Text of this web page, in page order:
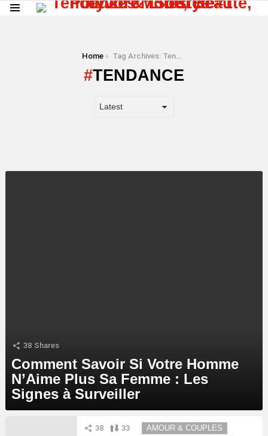
Home Tag Archives: Tendance
TENDANCE
38 Shares
Comment Savoir Si Votre Homme
N’Aime Plus Sa Femme : Les
Signes à Surveiller
38 33 AMOUR & COUPLES